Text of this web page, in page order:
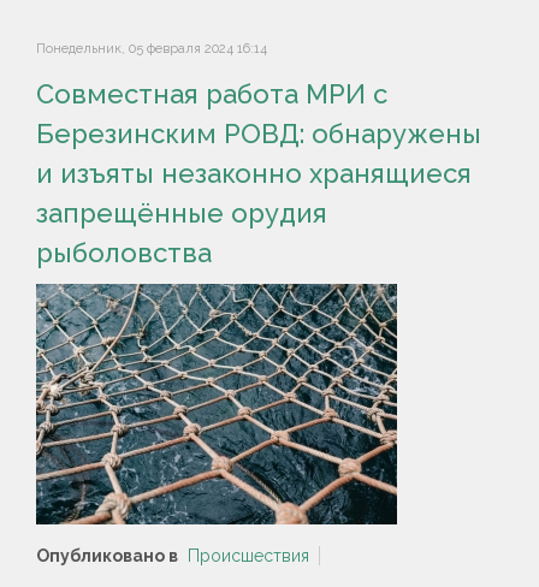
Понедельник, 05 февраля 2024 16:14
Совместная работа МРИ с
Березинским РОВД: обнаружены
и изъяты незаконно хранящиеся
запрещённые орудия
рыболовства
Опубликовано в Происшествия